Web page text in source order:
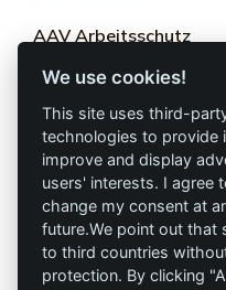
AAV Arbeitsschutz
Allprotec® Solo
trabaja seguro
Omniprotect –
Tienda Online
Contacto
We use cookies!
This site uses third-
technologies to provide
improve and display
users' interests. I agree
change my consent at
future.We point out that
to third countries
protection. By clicking